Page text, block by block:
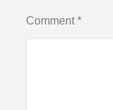
Comment*